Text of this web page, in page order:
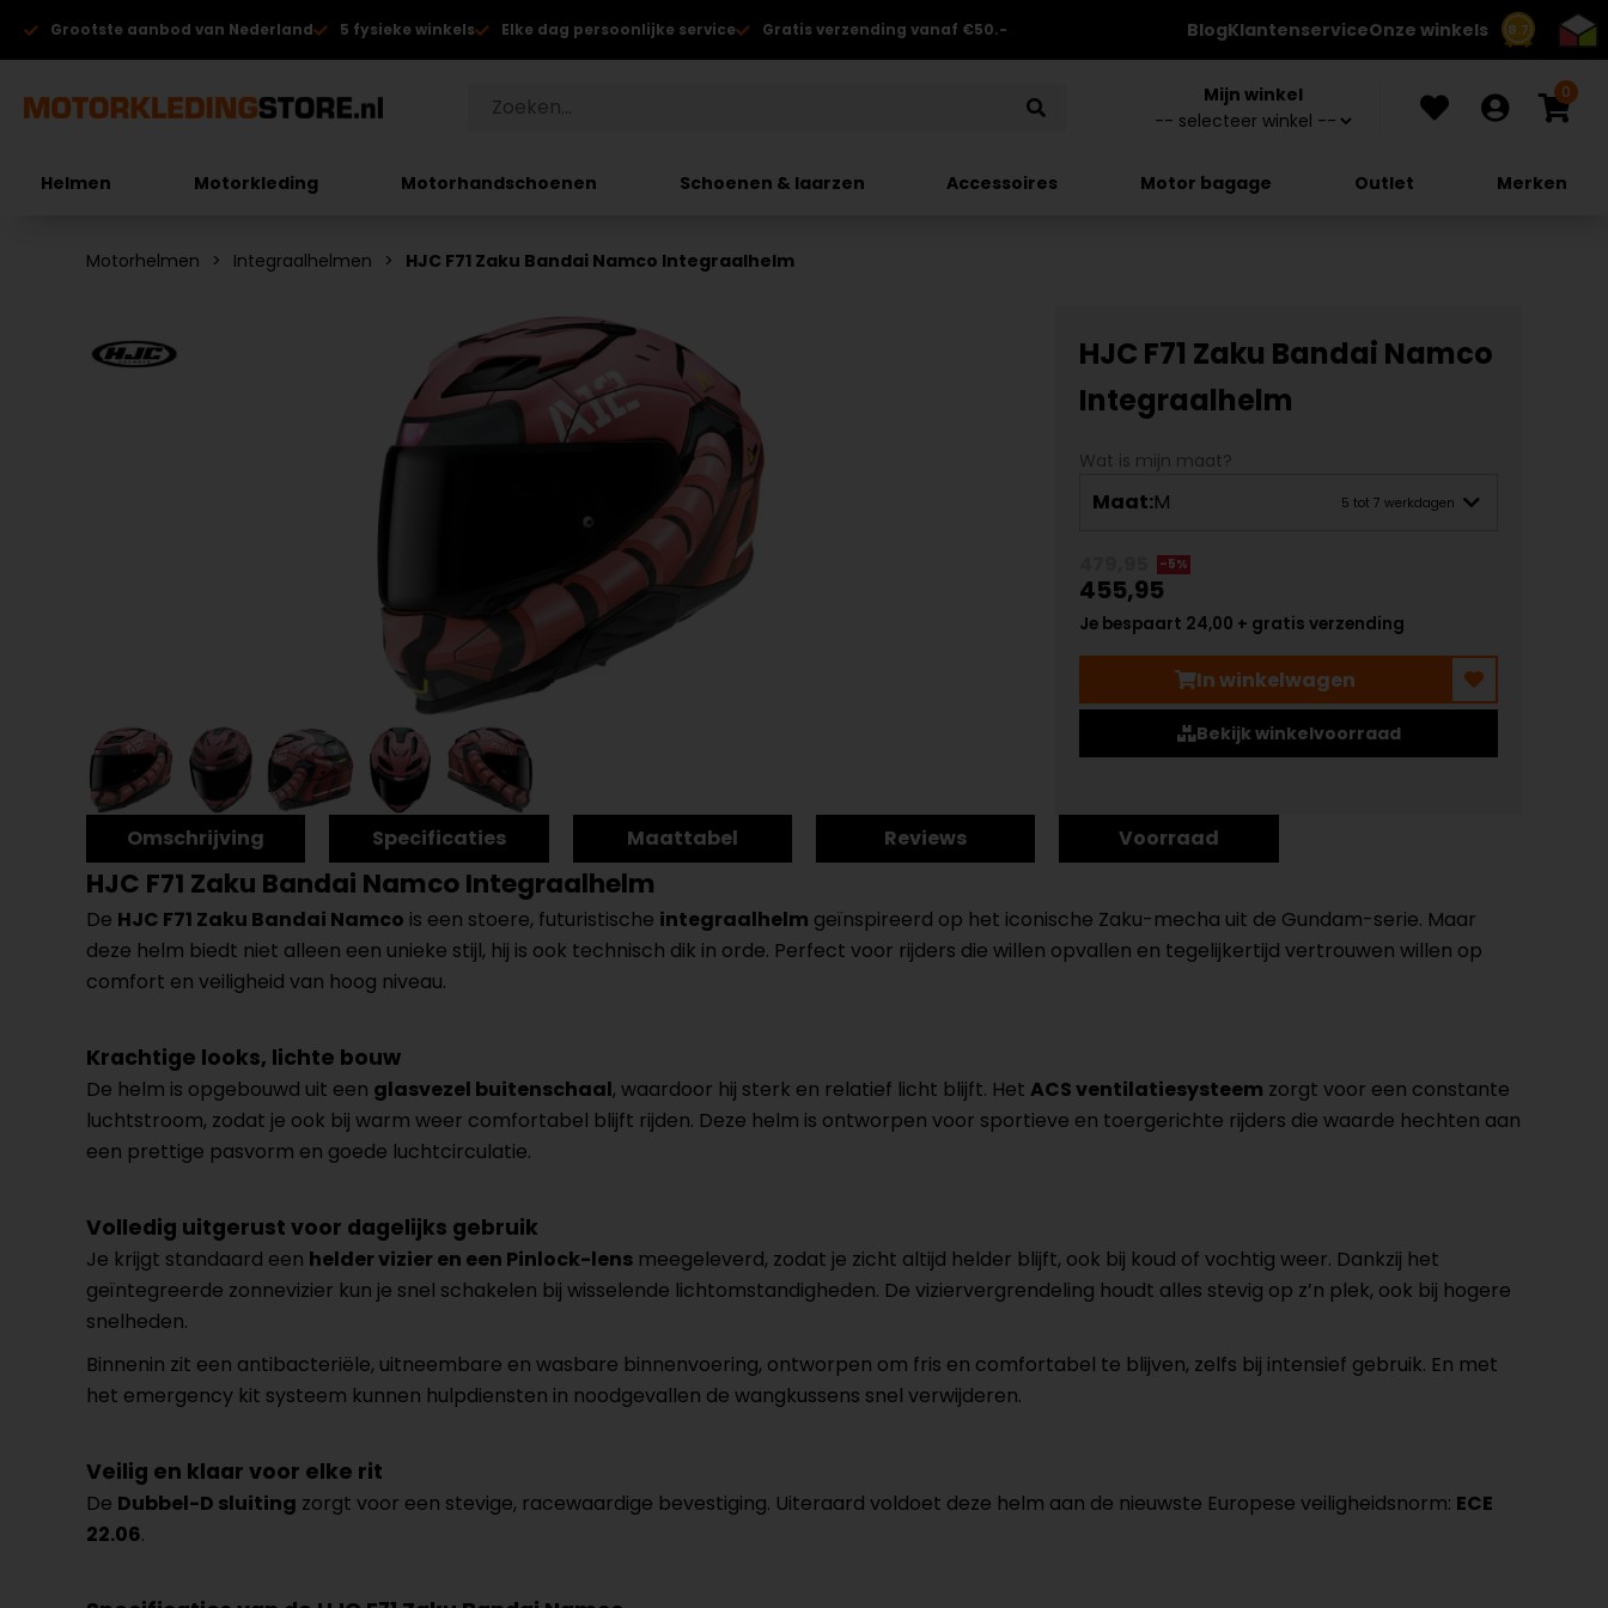
8.7
Grootste aanbod van Nederland 5 fysieke winkels Elke dag persoonlijke service Gratis verzending vanaf €50.- BlogKlantenserviceOnze winkels
Mijn winkel 0
Helmen Motorkleding Motorhandschoenen Schoenen & laarzen Accessoires Motor bagage Outlet Merken
Motorhelmen Integraalhelmen HJC F71 Zaku Bandai Namco Integraalhelm
HJC F71 Zaku Bandai Namco
Integraalhelm
Wat is mijn maat?
Maat:M 5 tot 7 werkdagen
-5%
455,95
Je bespaart 24,00 + gratis verzending
In winkelwagen
Bekijk winkelvoorraad
Omschrijving Specificaties Maattabel Reviews Voorraad
HJC F71 Zaku Bandai Namco Integraalhelm
De HJC F71 Zaku Bandai Namco is een stoere, futuristische integraalhelm geïnspireerd op het iconische Zaku-mecha uit de Gundam-serie. Maar
deze helm biedt niet alleen een unieke stijl, hij is ook technisch dik in orde. Perfect voor rijders die willen opvallen en tegelijkertijd vertrouwen willen op
comfort en veiligheid van hoog niveau.
Krachtige looks, lichte bouw
De helm is opgebouwd uit een glasvezel buitenschaal, waardoor hij sterk en relatief licht blijft. Het ACS ventilatiesysteem zorgt voor een constante
luchtstroom, zodat je ook bij warm weer comfortabel blijft rijden. Deze helm is ontworpen voor sportieve en toergerichte rijders die waarde hechten aan
een prettige pasvorm en goede luchtcirculatie.
Volledig uitgerust voor dagelijks gebruik
Je krijgt standaard een helder vizier en een Pinlock-lens meegeleverd, zodat je zicht altijd helder blijft, ook bij koud of vochtig weer. Dankzij het
geïntegreerde zonnevizier kun je snel schakelen bij wisselende lichtomstandigheden. De viziervergrendeling houdt alles stevig op z’n plek, ook bij hogere
snelheden.
Binnenin zit een antibacteriële, uitneembare en wasbare binnenvoering, ontworpen om fris en comfortabel te blijven, zelfs bij intensief gebruik. En met
het emergency kit systeem kunnen hulpdiensten in noodgevallen de wangkussens snel verwijderen.
Veilig en klaar voor elke rit
De Dubbel-D sluiting zorgt voor een stevige, racewaardige bevestiging. Uiteraard voldoet deze helm aan de nieuwste Europese veiligheidsnorm: ECE
22.06.